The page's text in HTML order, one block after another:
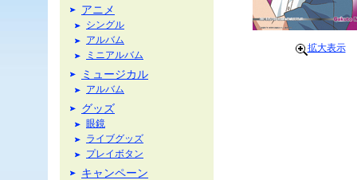
アニメ
シングル
アルバム
ミニアルバム
ミュージカル
アルバム
グッズ
眼鏡
ライブグッズ
プレイボタン
キャンペーン
拡大表示